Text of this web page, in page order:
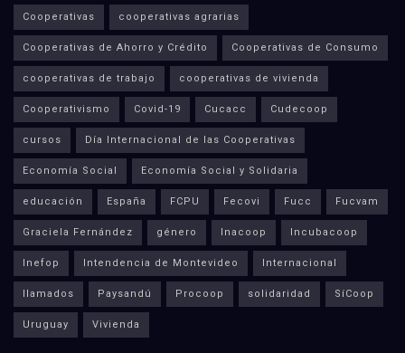
Cooperativas cooperativas agrarias
Cooperativas de Ahorro y Crédito Cooperativas de Consumo
cooperativas de trabajo cooperativas de vivienda
Cooperativismo Covid-19 Cucacc Cudecoop
cursos Día Internacional de las Cooperativas
Economía Social Economía Social y Solidaria
educación España FCPU Fecovi Fucc Fucvam
Graciela Fernández género Inacoop Incubacoop
Inefop Intendencia de Montevideo Internacional
llamados Paysandú Procoop solidaridad SíCoop
Uruguay Vivienda